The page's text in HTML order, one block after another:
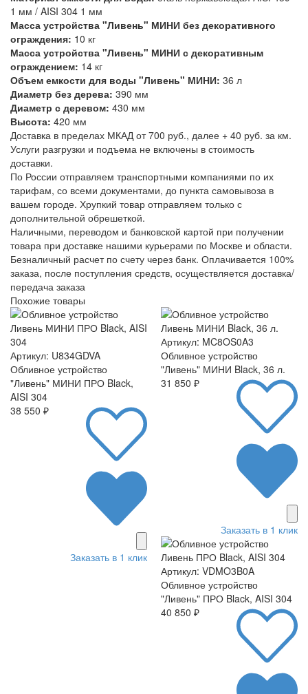
1 мм / AISI 304 1 мм
Масса устройства "Ливень" МИНИ без декоративного
ограждения: 10 кг
Масса устройства "Ливень" МИНИ с декоративным
ограждением: 14 кг
Объем емкости для воды "Ливень" МИНИ: 36 л
Диаметр без дерева: 390 мм
Диаметр с деревом: 430 мм
Высота: 420 мм
Доставка в пределах МКАД от 700 руб., далее + 40 руб. за км.
Услуги разгрузки и подъема не включены в стоимость
доставки.
По России отправляем транспортными компаниями по их
тарифам, со всеми документами, до пункта самовывоза в
вашем городе. Хрупкий товар отправляем только с
дополнительной обрешеткой.
Наличными, переводом и банковской картой при получении
товара при доставке нашими курьерами по Москве и области.
Безналичный расчет по счету через банк. Оплачивается 100%
заказа, после поступления средств, осуществляется доставка/
передача заказа
Похожие товары
Артикул: U834GDVA
Обливное устройство
"Ливень" МИНИ ПРО Black,
AISI 304
38 550 ₽
Заказать в 1 клик
Артикул: MC8OS0A3
Обливное устройство
"Ливень" МИНИ Black, 36 л.
31 850 ₽
Заказать в 1 клик
Артикул: VDMO3B0A
Обливное устройство
"Ливень" ПРО Black, AISI 304
40 850 ₽